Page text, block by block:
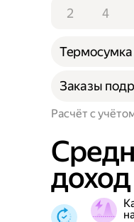
2 4
Расчёт с
Термосумка
Заказы
доход